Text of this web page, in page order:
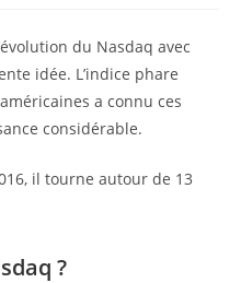
du Nasdaq avec
idée. L’indice phare
a connu ces
considérable.
il tourne autour de 13
?